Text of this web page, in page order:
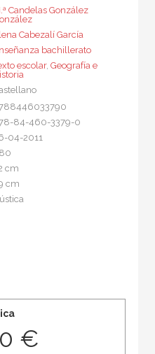
Candelas González
Cabezalí García
bachillerato
escolar, Geografía e
84-460-3379-0
04-2011
cm
cm
€